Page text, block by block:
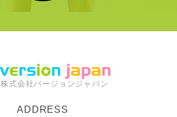
株式会社バージョンジャパン
ADDRESS